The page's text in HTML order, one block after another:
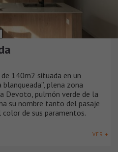
140m2 situada en un
plena zona
Devoto, pulmón verde de la
su nombre tanto del pasaje
de sus paramentos.
VER +